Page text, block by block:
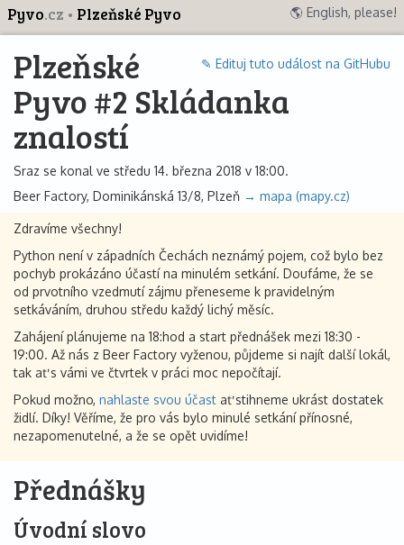
Pyvo.cz Plzeňské Pyvo 🌎 English, please!
✎ Edituj tuto událost na GitHubu
Plzeňské
Pyvo #2 Skládanka
znalostí
Sraz se konal ve středu 14. března 2018 v 18:00.
Beer Factory, Dominikánská 13/8, Plzeň → mapa (mapy.cz)
Zdravíme všechny!
Python není v západních Čechách neznámý pojem, což bylo bez
pochyb prokázáno účastí na minulém setkání. Doufáme, že se
od prvotního vzedmutí zájmu přeneseme k pravidelným
setkáváním, druhou středu každý lichý měsíc.
Zahájení plánujeme na 18:hod a start přednášek mezi 18:30 -
19:00. Až nás z Beer Factory vyženou, půjdeme si najít další lokál,
tak ať s vámi ve čtvrtek v práci moc nepočítají.
Pokud možno, nahlaste svou účast ať stihneme ukrást dostatek
židlí. Díky! Věříme, že pro vás bylo minulé setkání přínosné,
nezapomenutelné, a že se opět uvidíme!
Přednášky
Úvodní slovo